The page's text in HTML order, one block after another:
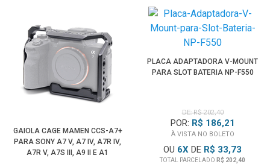
GAIOLA CAGE MAMEN CCS-A7+
PARA SONY A7 V, A7 IV, A7R IV,
A7R V, A7S III, A9 II E A1
PLACA ADAPTADORA V-MOUNT
PARA SLOT BATERIA NP-F550
DE: R$ 202,40
POR: R$ 186,21
À VISTA NO BOLETO
OU 6X DE R$ 33,73
TOTAL PARCELADO R$ 202,40